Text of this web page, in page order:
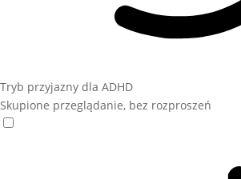
Tryb przyjazny dla ADHD
Skupione przeglądanie, bez rozproszeń